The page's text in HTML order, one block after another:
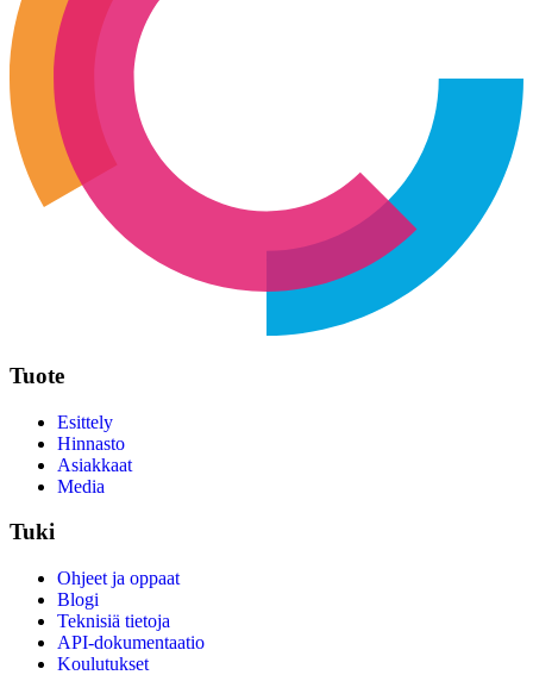
Tuote
Esittely
Hinnasto
Asiakkaat
Media
Tuki
Ohjeet ja oppaat
Blogi
Teknisiä tietoja
API-dokumentaatio
Koulutukset